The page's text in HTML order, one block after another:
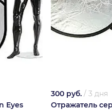
Eyes
300 руб. / 3 дня
Отражатель